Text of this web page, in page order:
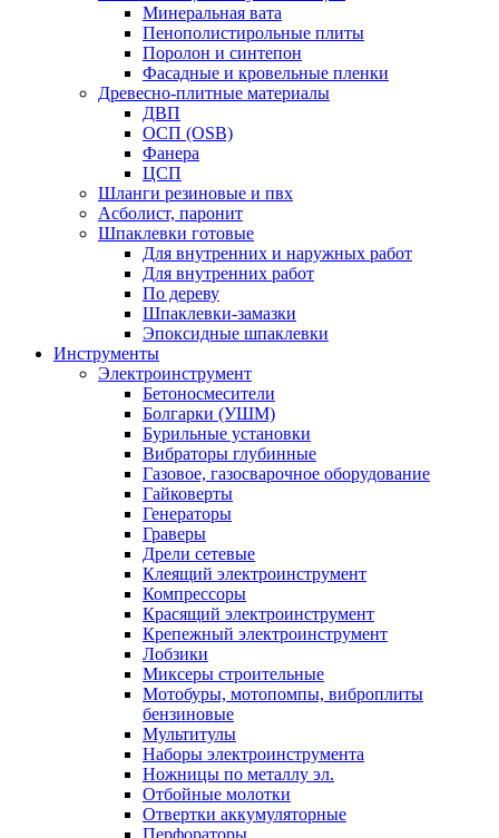
Минеральная вата
Пенополистирольные плиты
Поролон и синтепон
Фасадные и кровельные пленки
Древесно-плитные материалы
ДВП
ОСП (OSB)
Фанера
ЦСП
Шланги резиновые и пвх
Асболист, паронит
Шпаклевки готовые
Для внутренних и наружных работ
Для внутренних работ
По дереву
Шпаклевки-замазки
Эпоксидные шпаклевки
Инструменты
Электроинструмент
Бетоносмесители
Болгарки (УШМ)
Бурильные установки
Вибраторы глубинные
Газовое, газосварочное оборудование
Гайковерты
Генераторы
Граверы
Дрели сетевые
Клеящий электроинструмент
Компрессоры
Красящий электроинструмент
Крепежный электроинструмент
Лобзики
Миксеры строительные
Мотобуры, мотопомпы, виброплиты
бензиновые
Мультитулы
Наборы электроинструмента
Ножницы по металлу эл.
Отбойные молотки
Отвертки аккумуляторные
Перфораторы